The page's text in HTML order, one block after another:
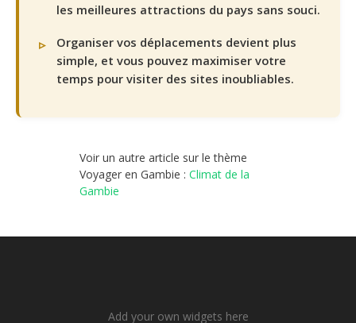
les meilleures attractions du pays sans souci.
Organiser vos déplacements devient plus
simple, et vous pouvez maximiser votre
temps pour visiter des sites inoubliables.
Voir un autre article sur le thème
Voyager en Gambie : Climat de la
Gambie
Add your own widgets here